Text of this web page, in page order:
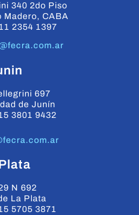
340 2do Piso
Madero, CABA
2354 1397
697
de Junín
3801 9432
N 692
La Plata
5705 3871